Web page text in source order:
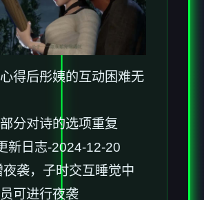
得后彤姨的互动困难无
分对诗的选项重复
新日志-2024-12-20
夜袭，子时交互睡觉中
可进行夜袭